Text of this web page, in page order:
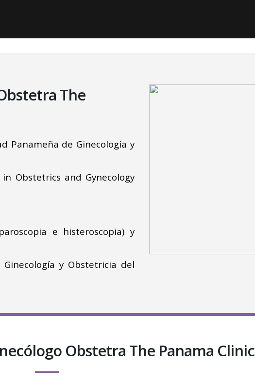
The
Panameña de Ginecología y
Obstetrics and Gynecology
e histeroscopia) y
y Obstetricia del
Obstetra The Panama Clinic